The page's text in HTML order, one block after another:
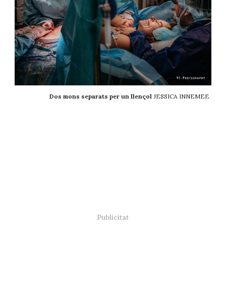
Dos mons separats per un llençol JESSICA INNEMEE